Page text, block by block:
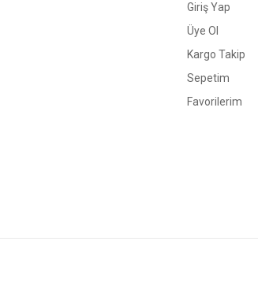
Giriş Yap
Üye Ol
Kargo Takip
Sepetim
Favorilerim